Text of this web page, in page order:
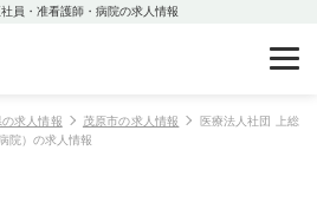
員・准看護師・病院の求人情報
求人情報 茂原市の求人情報
医療法人社団 上総
院）の求人情報